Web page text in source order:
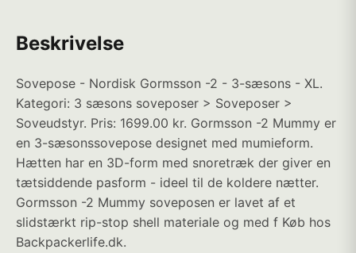
Beskrivelse
Sovepose - Nordisk Gormsson -2 - 3-sæsons - XL.
Kategori: 3 sæsons soveposer > Soveposer >
Soveudstyr. Pris: 1699.00 kr. Gormsson -2 Mummy er
en 3-sæsonssovepose designet med mumieform.
Hætten har en 3D-form med snoretræk der giver en
tætsiddende pasform - ideel til de koldere nætter.
Gormsson -2 Mummy soveposen er lavet af et
slidstærkt rip-stop shell materiale og med f Køb hos
Backpackerlife.dk.